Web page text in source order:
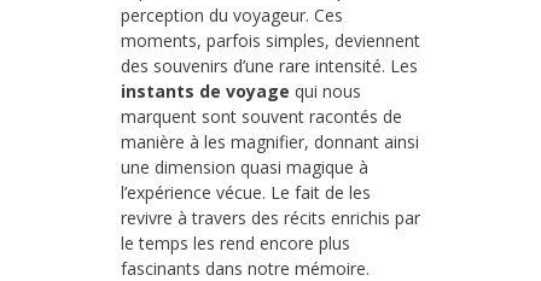
perception du voyageur. Ces
moments, parfois simples, deviennent
des souvenirs d’une rare intensité. Les
instants de voyage qui nous
marquent sont souvent racontés de
manière à les magnifier, donnant ainsi
une dimension quasi magique à
l’expérience vécue. Le fait de les
revivre à travers des récits enrichis par
le temps les rend encore plus
fascinants dans notre mémoire.